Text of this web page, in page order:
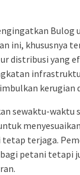
ini, khususnya
distribusi yang
kerugian
sewaktu-waktu
terjaga.
petani tetapi